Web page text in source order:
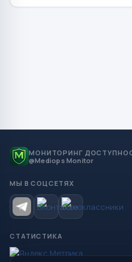
МОНИТОРИНГ
@Mediops Monitor
МЫ В СОЦСЕТЯХ
СТАТИСТИКА